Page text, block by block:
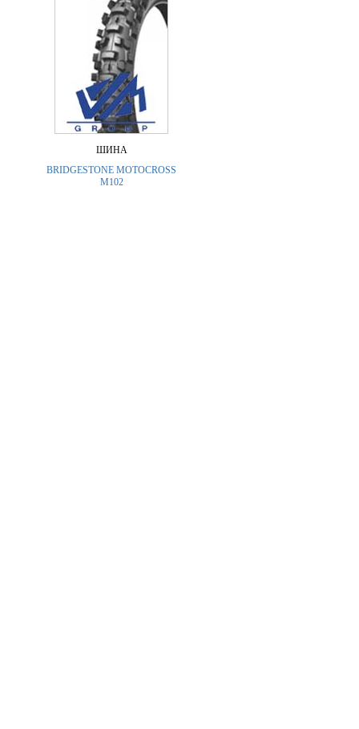
ШИНА
BRIDGESTONE MOTOCROSS
M102